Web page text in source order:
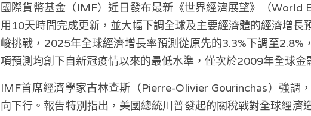
國際貨幣基金（IMF）近日發布最新《世界經濟展望》（
用10天時間完成更新，並大幅下調全球及主要經濟體的經濟增長
峻挑戰，2025年全球經濟增長率預測從原先的3.3%下調至2.8%
項預測均創下自新冠疫情以來的最低水準，僅次於2009年全球金
IMF首席經濟學家古林查斯（Pierre-Olivier Gourinchas）強調
向下行。報告特別指出，美國總統川普發起的關稅戰對全球經濟